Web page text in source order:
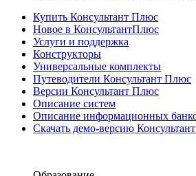
Купить Консультант Плюс
Новое в КонсультантПлюс
Услуги и поддержка
Конструкторы
Универсальные комплекты
Путеводители Консультант Плюс
Версии Консультант Плюс
Описание систем
Описание информационных
Скачать демо-версию